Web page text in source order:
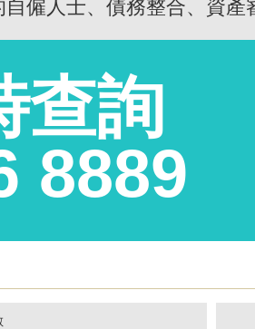
僱人士、債務整合、資
查詢
8889